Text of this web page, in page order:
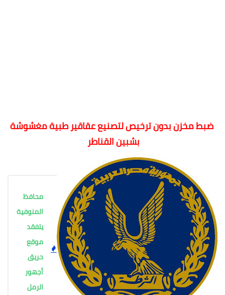
ضبط مخزن بدون ترخيص لتصنيع عقاقير طبية مغشوشة
بشبين القناطر
محافظ
المنوفية
يتفقد
موقع
حريق
أجهور
الرمل